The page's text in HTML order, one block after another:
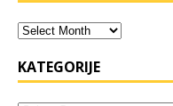
KATEGORIJE